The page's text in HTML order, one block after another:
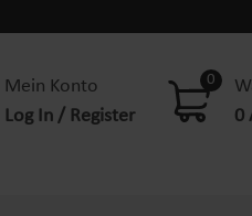
Mein Konto
Log In / Register
0
0